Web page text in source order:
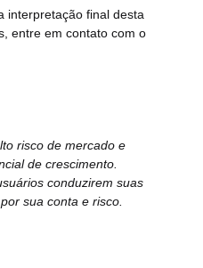
interpretação final desta
entre em contato com o
risco de mercado e
de crescimento.
conduzirem suas
sua conta e risco.